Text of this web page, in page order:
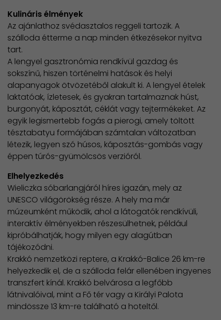
Kulináris élmények
Az ajánlathoz svédasztalos reggeli tartozik. A
szálloda étterme a nap minden étkezésekor nyitva
tart.
A lengyel gasztronómia rendkívül gazdag és
sokszínű, hiszen történelmi hatások és helyi
alapanyagok ötvözetéből alakult ki. A lengyel ételek
laktatóak, ízletesek, és gyakran tartalmaznak húst,
burgonyát, káposztát, céklát vagy tejtermékeket. Az
egyik legismertebb fogás a pierogi, amely töltött
tésztabatyu formájában számtalan változatban
létezik, legyen szó húsos, káposztás-gombás vagy
éppen túrós-gyümölcsös verzióról.
Elhelyezkedés
Wieliczka sóbarlangjáról híres igazán, mely az
UNESCO világörökség része. A hely ma már
múzeumként működik, ahol a látogatók rendkívüli,
interaktív élményekben részesülhetnek, például
kipróbálhatják, hogy milyen egy alagútban
tájékozódni.
​Krakkó nemzetközi reptere, a Krakkó-Balice 26 km-re
helyezkedik el, de a szálloda felár ellenében ingyenes
transzfert kínál. Krakkó belvárosa a legfőbb
látnivalóival, mint a Fő tér vagy a Királyi Palota
mindössze 13 km-re található a hoteltől.